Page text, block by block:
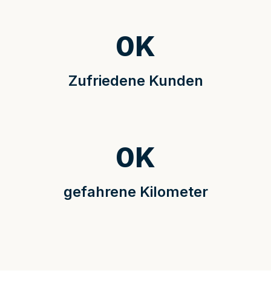
Zufriedene Kunden
0K
gefahrene Kilometer
0K